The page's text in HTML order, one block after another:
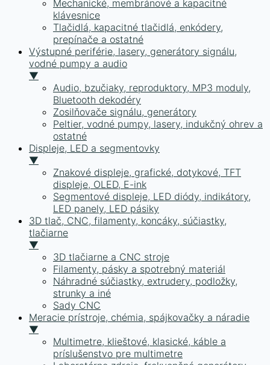
Mechanické, membránové a kapacitné
klávesnice
Tlačidlá, kapacitné tlačidlá, enkódery,
prepínače a ostatné
Výstupné periférie, lasery, generátory signálu,
vodné pumpy a audio
▼
Audio, bzučiaky, reproduktory, MP3 moduly,
Bluetooth dekodéry
Zosilňovače signálu, generátory
Peltier, vodné pumpy, lasery, indukčný ohrev a
ostatné
Displeje, LED a segmentovky
▼
Znakové displeje, grafické, dotykové, TFT
displeje, OLED, E-ink
Segmentové displeje, LED diódy, indikátory,
LED panely, LED pásiky
3D tlač, CNC, filamenty, koncáky, súčiastky,
tlačiarne
▼
3D tlačiarne a CNC stroje
Filamenty, pásky a spotrebný materiál
Náhradné súčiastky, extrudery, podložky,
strunky a iné
Sady CNC
Meracie prístroje, chémia, spájkovačky a náradie
▼
Multimetre, klieštové, klasické, káble a
príslušenstvo pre multimetre